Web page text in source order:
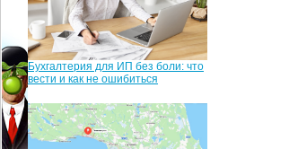
Бухгалтерия для ИП без боли: что
вести и как не ошибиться